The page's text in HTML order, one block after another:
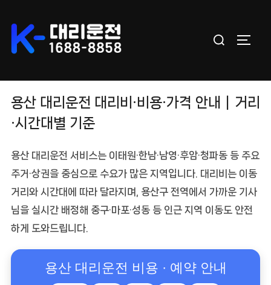
content
Search
용산 대리운전 대리비·비용·가격 안내｜거리
·시간대별 기준
용산 대리운전 서비스는 이태원·한남·남영·후암·청파동 등 주요
주거·상권을 중심으로 수요가 많은 지역입니다. 대리비는 이동
거리와 시간대 에 따라 달라지며, 용산구 전역에서 가까운 기사
님을 실시간 배정해 중구·마포·성동 등 인근 지역 이동도 안전
하게 도와드립니다.
용산 대리운전 비용 · 예약 안내